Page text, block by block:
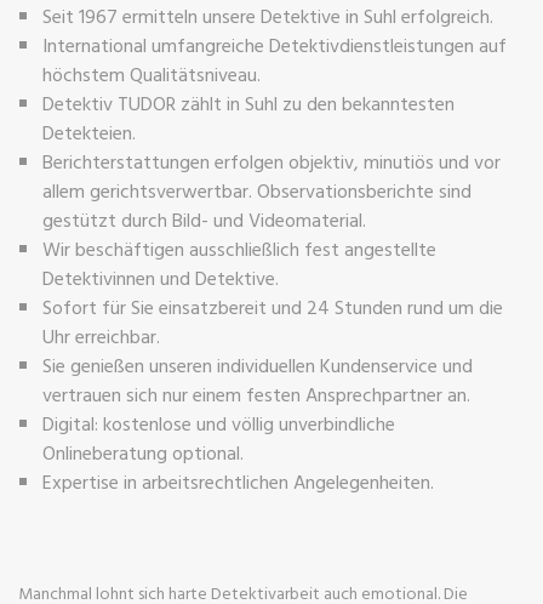
Seit 1967 ermitteln unsere Detektive in Suhl erfolgreich.
International umfangreiche Detektivdienstleistungen auf
höchstem Qualitätsniveau.
Detektiv TUDOR zählt in Suhl zu den bekanntesten
Detekteien.
Berichterstattungen erfolgen objektiv, minutiös und vor
allem gerichtsverwertbar. Observationsberichte sind
gestützt durch Bild- und Videomaterial.
Wir beschäftigen ausschließlich fest angestellte
Detektivinnen und Detektive.
Sofort für Sie einsatzbereit und 24 Stunden rund um die
Uhr erreichbar.
Sie genießen unseren individuellen Kundenservice und
vertrauen sich nur einem festen Ansprechpartner an.
Digital: kostenlose und völlig unverbindliche
Onlineberatung optional.
Expertise in arbeitsrechtlichen Angelegenheiten.
Manchmal lohnt sich harte Detektivarbeit auch emotional. Die